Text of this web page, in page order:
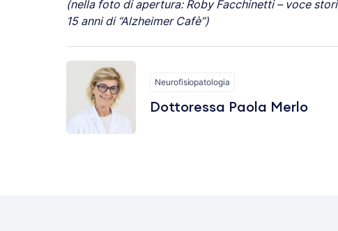
(nella foto di apertura: Roby Facchinetti – voce
15 anni di “Alzheimer Cafè”)
Neurofisiopatologia
Dottoressa Paola Merlo